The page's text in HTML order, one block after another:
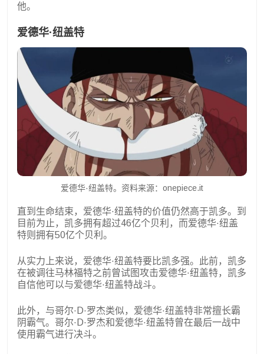
他。
爱德华·纽盖特
爱德华·纽盖特。资料来源：onepiece.it
直到生命结束，爱德华·纽盖特的价值仍然高于凯多。到
目前为止，凯多拥有超过46亿个贝利，而爱德华·纽盖
特则拥有50亿个贝利。
从实力上来说，爱德华·纽盖特要比凯多强。此前，凯多
在被调往马林福特之前曾试图攻击爱德华·纽盖特，凯多
自信他可以与爱德华·纽盖特战斗。
此外，与哥尔·D·罗杰类似，爱德华·纽盖特非常擅长霸
阴霸气。哥尔·D·罗杰和爱德华·纽盖特曾在最后一战中
使用霸气进行决斗。